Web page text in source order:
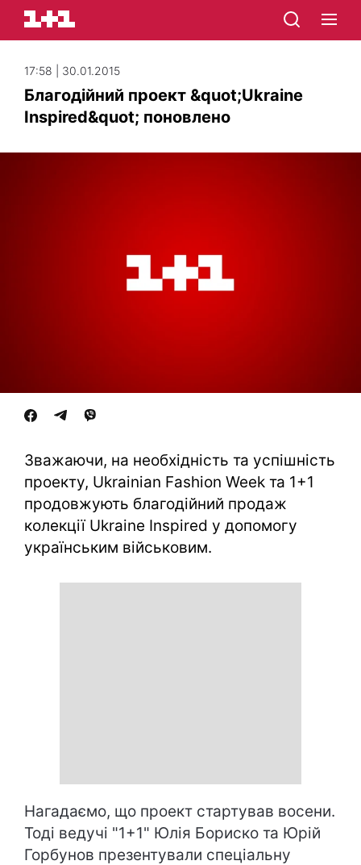
17:58 | 30.01.2015
Благодійний проект &quot;Ukraine
Inspired&quot; поновлено
Зважаючи, на необхідність та успішність
проекту, Ukrainian Fashion Week та 1+1
продовжують благодійний продаж
колекції Ukraine Inspired у допомогу
українським військовим.
Нагадаємо, що проект стартував восени.
Тоді ведучі "1+1" Юлія Бориско та Юрій
Горбунов презентували спеціальну